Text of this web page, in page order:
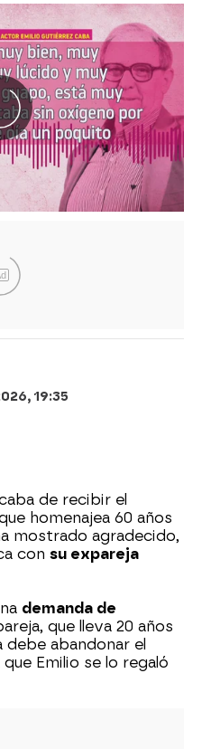
19:35
de recibir el
homenajea 60 años
mostrado agradecido,
con su expareja
demanda de
que lleva 20 años
debe abandonar el
Emilio se lo regaló